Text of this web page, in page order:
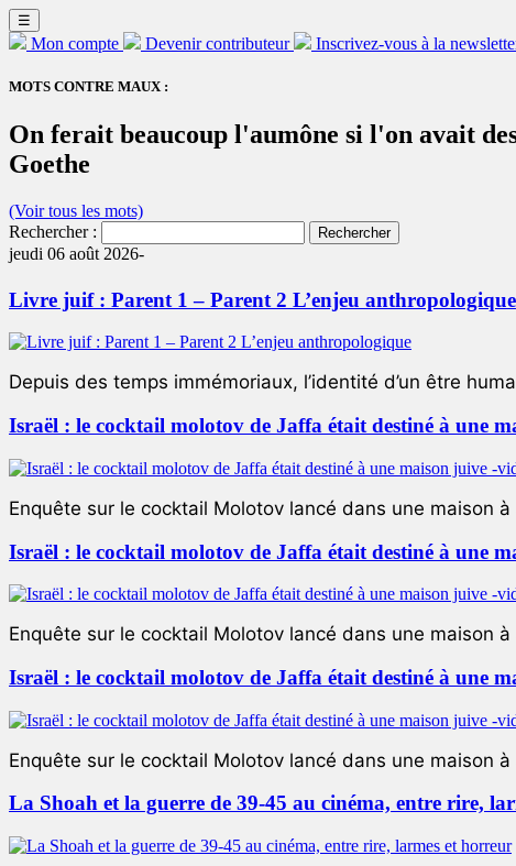
☰
Mon compte Devenir contributeur Inscrivez-vous à la
MOTS CONTRE MAUX :
On ferait beaucoup l'aumône si l'on avait
Goethe
(Voir tous les mots)
Rechercher :
jeudi 06 août 2026-
Livre juif : Parent 1 – Parent 2 L’enjeu anthropologique
Depuis des temps immémoriaux, l’identité d’un être
Israël : le cocktail molotov de Jaffa était destiné à une
Enquête sur le cocktail Molotov lancé dans une maison
Israël : le cocktail molotov de Jaffa était destiné à une
Enquête sur le cocktail Molotov lancé dans une maison
Israël : le cocktail molotov de Jaffa était destiné à une
Enquête sur le cocktail Molotov lancé dans une maison
La Shoah et la guerre de 39-45 au cinéma, entre rire,